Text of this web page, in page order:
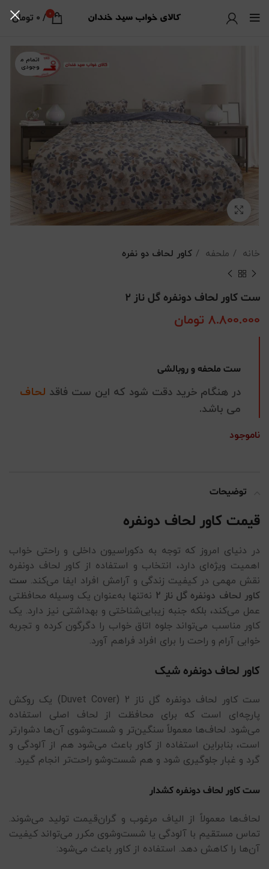
0
/
0 تومان
اتمام م
وجودی
بزرگنمایی تصویر
خانه ملحفه کاور لحاف دو نفره
ست کاور لحاف دونفره گل ناز 2
8.800.000 تومان
ست ملحفه و روبالشی
در هنگام خرید دقت شود که این ست فاقد لحاف
می باشد.
ناموجود
توضیحات
قیمت کاور لحاف دونفره
در دنیای امروز که توجه به دکوراسیون داخلی و راحتی خواب
اهمیت ویژه‌ای دارد، انتخاب و استفاده از کاور لحاف دونفره
نقش مهمی در کیفیت زندگی و آرامش افراد ایفا می‌کند. ست
کاور لحاف دونفره گل ناز 2
نه‌تنها به‌عنوان یک وسیله محافظتی
عمل می‌کند، بلکه جنبه زیبایی‌شناختی و بهداشتی نیز دارد. یک
کاور مناسب می‌تواند جلوه اتاق خواب را دگرگون کرده و تجربه
خوابی آرام و راحت را برای افراد فراهم آورد.
کاور لحاف دونفره شیک
ست کاور لحاف دونفره گل ناز 2 (Duvet Cover) یک روکش
پارچه‌ای است که برای محافظت از لحاف اصلی استفاده
می‌شود. لحاف‌ها معمولاً سنگین‌تر و شست‌وشوی آن‌ها دشوارتر
است، بنابراین استفاده از کاور باعث می‌شود هم از آلودگی و
گرد و غبار جلوگیری شود و هم شست‌وشو راحت‌تر انجام گیرد.
ست کاور لحاف دونفره کشدار
لحاف‌ها معمولاً از الیاف مرغوب و گران‌قیمت تولید می‌شوند.
تماس مستقیم با آلودگی یا شست‌وشوی مکرر می‌تواند کیفیت
آن‌ها را کاهش دهد. استفاده از کاور باعث می‌شود: